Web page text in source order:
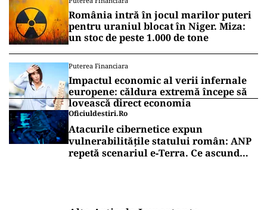
Puterea.ro și pe canalul de WhatsApp
POLITICĂ
Nicușor Dan, după decizia Moody’s. Ce
câștigă românii din decizia agenției de
rating: „Perspectiva rămâne
rezervată”
ECONOMIE
Moody’s ne-a lăsat deasupra „junk”-
ului. România a trecut examenul cu
nota minimă